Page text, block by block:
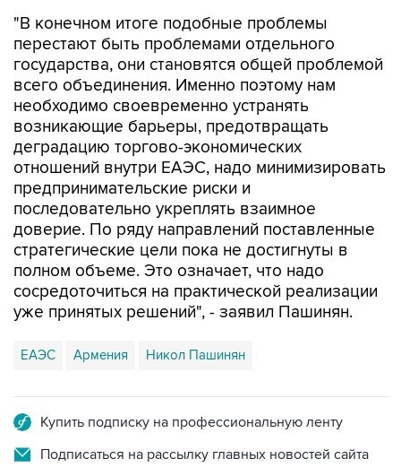
"В конечном итоге подобные проблемы
перестают быть проблемами отдельного
государства, они становятся общей проблемой
всего объединения. Именно поэтому нам
необходимо своевременно устранять
возникающие барьеры, предотвращать
деградацию торгово-экономических
отношений внутри ЕАЭС, надо минимизировать
предпринимательские риски и
последовательно укреплять взаимное
доверие. По ряду направлений поставленные
стратегические цели пока не достигнуты в
полном объеме. Это означает, что надо
сосредоточиться на практической реализации
уже принятых решений", - заявил Пашинян.
ЕАЭС Армения Никол Пашинян
Купить подписку на профессиональную ленту
Подписаться на рассылку главных новостей сайта